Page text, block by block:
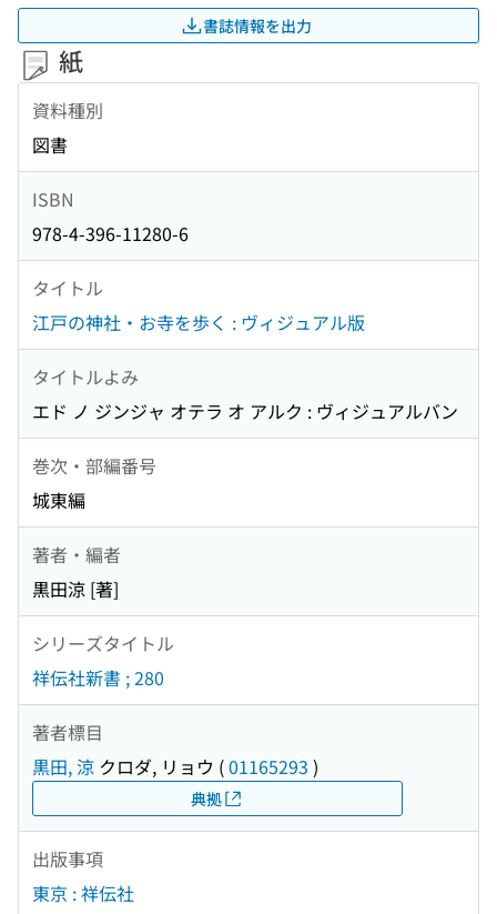
書誌情報を出力
紙
資料種別
図書
ISBN
978-4-396-11280-6
タイトル
江戸の神社・お寺を歩く : ヴィジュアル版
タイトルよみ
エド ノ ジンジャ オテラ オ アルク : ヴィジュアルバン
巻次・部編番号
城東編
著者・編者
黒田涼 [著]
シリーズタイトル
祥伝社新書 ; 280
著者標目
黒田, 涼 クロダ, リョウ (01165293 )
典拠
出版事項
東京 : 祥伝社